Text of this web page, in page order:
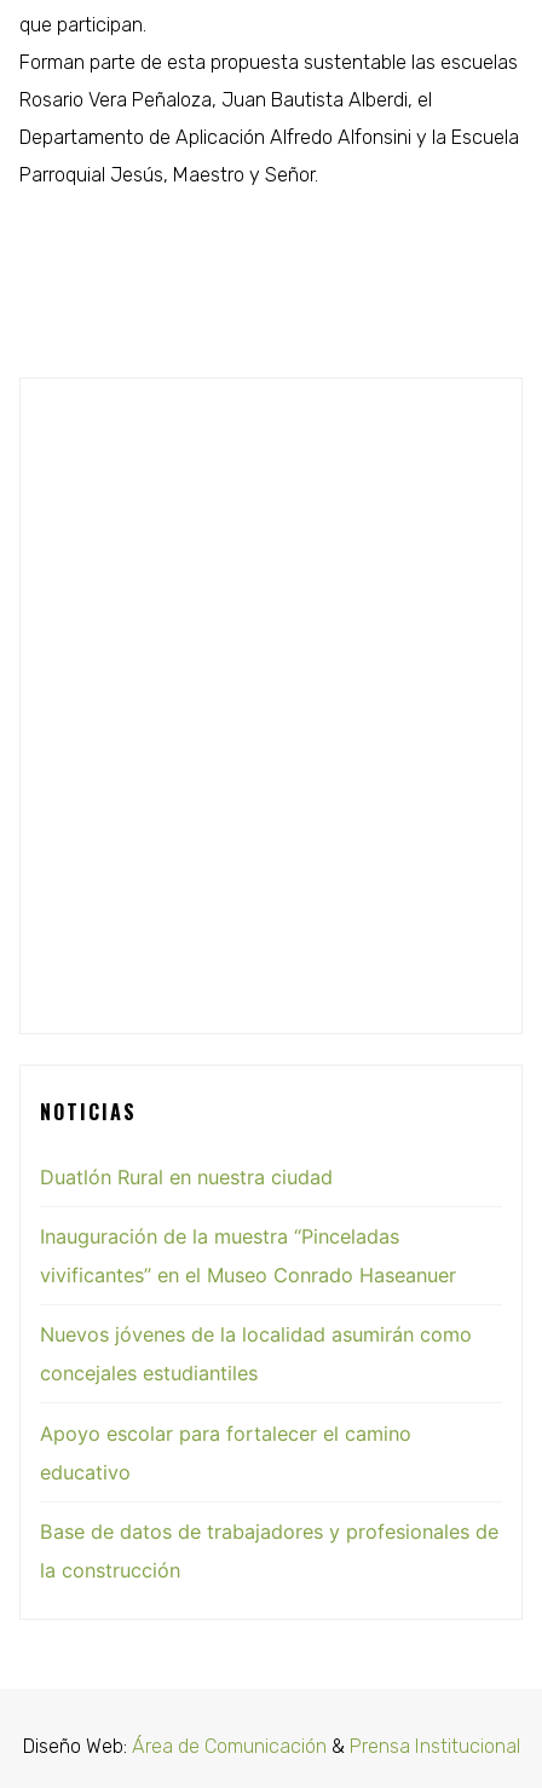
que participan.
Forman parte de esta propuesta sustentable las escuelas
Rosario Vera Peñaloza, Juan Bautista Alberdi, el
Departamento de Aplicación Alfredo Alfonsini y la Escuela
Parroquial Jesús, Maestro y Señor.
NOTICIAS
Duatlón Rural en nuestra ciudad
Inauguración de la muestra “Pinceladas
vivificantes” en el Museo Conrado Haseanuer
Nuevos jóvenes de la localidad asumirán como
concejales estudiantiles
Apoyo escolar para fortalecer el camino
educativo
Base de datos de trabajadores y profesionales de
la construcción
Diseño Web: Área de Comunicación & Prensa Institucional